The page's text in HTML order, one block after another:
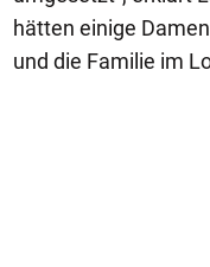
hätten einige
und die Familie im